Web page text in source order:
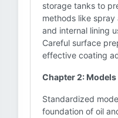
storage tanks to
methods like
and internal lining
Careful surface
effective coating
Chapter 2: Models
Standardized
foundation of oil